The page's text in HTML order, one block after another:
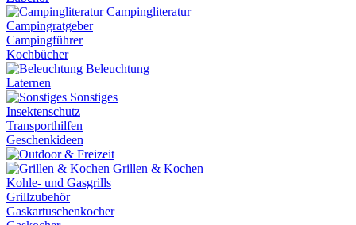
Campingliteratur
Campingratgeber
Campingführer
Kochbücher
Beleuchtung
Laternen
Sonstiges
Insektenschutz
Transporthilfen
Geschenkideen
Grillen & Kochen
Kohle- und Gasgrills
Grillzubehör
Gaskartuschenkocher